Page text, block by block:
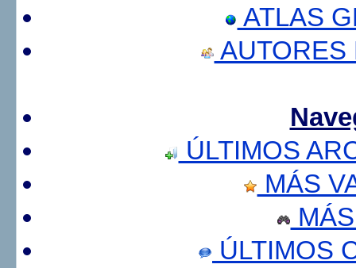
ATLAS
AUTORES
ÚLTIMOS
MÁS
ÚLTIMOS